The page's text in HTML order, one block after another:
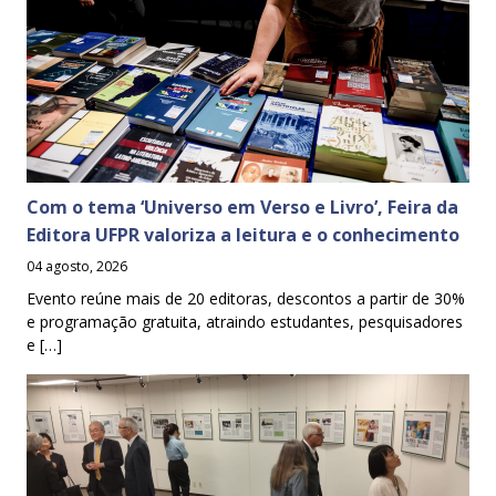
Com o tema ‘Universo em Verso e Livro’, Feira da
Editora UFPR valoriza a leitura e o conhecimento
04 agosto, 2026
Evento reúne mais de 20 editoras, descontos a partir de 30%
e programação gratuita, atraindo estudantes, pesquisadores
e […]